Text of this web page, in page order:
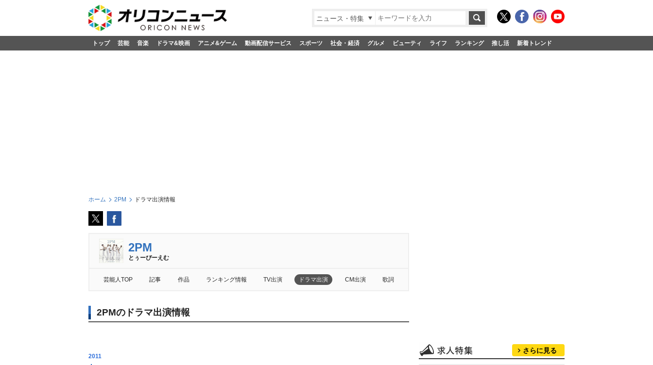
ニュース・特集
トップ 芸能 音楽 ドラマ&映画 アニメ&ゲーム 動画配信サービス スポーツ 社会・経済 グルメ ビューティ ライフ ランキング 推し活 新着トレンド
ホーム 2PM ドラマ出演情報
2PM
とぅーぴーえむ
芸能人TOP 記事 作品 ランキング情報 TV出演 ドラマ出演 CM出演 歌詞
2PMのドラマ出演情報
2011
さらに見る